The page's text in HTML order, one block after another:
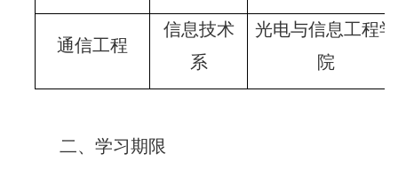
通信工程
信息技术
系
光电与信息工程学
院
二、 学习期限